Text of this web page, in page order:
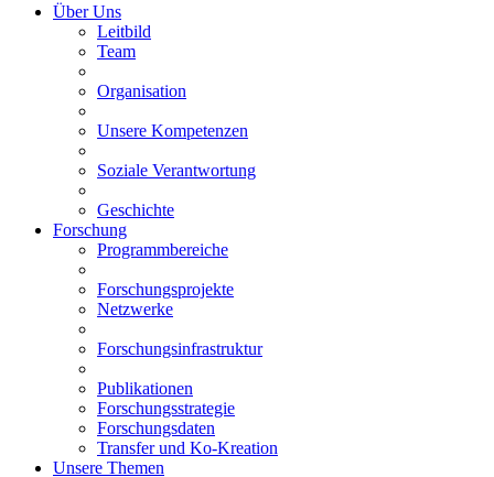
Über Uns
Leitbild
Team
Organisation
Unsere Kompetenzen
Soziale Verantwortung
Geschichte
Forschung
Programmbereiche
Forschungsprojekte
Netzwerke
Forschungsinfrastruktur
Publikationen
Forschungsstrategie
Forschungsdaten
Transfer und Ko-Kreation
Unsere Themen